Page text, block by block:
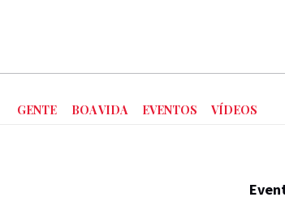
GENTE BOA VIDA EVENTOS VÍDEOS